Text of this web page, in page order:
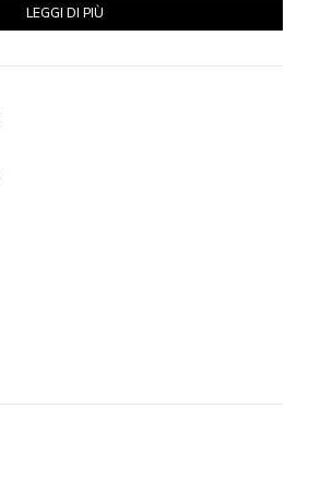
LEGGI DI PIÙ